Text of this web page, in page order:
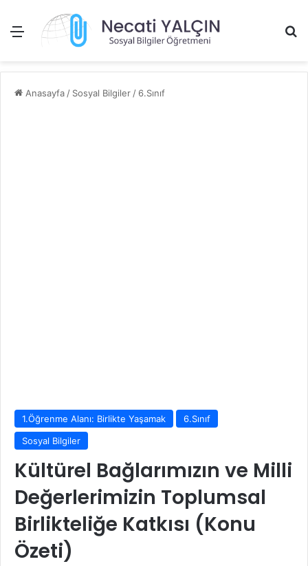
Menü
Anasayfa / Sosyal Bilgiler / 6.Sınıf
1.Öğrenme Alanı: Birlikte Yaşamak
6.Sınıf
Sosyal Bilgiler
Kültürel Bağlarımızın ve Milli
Değerlerimizin Toplumsal
Birlikteliğe Katkısı (Konu
Özeti)